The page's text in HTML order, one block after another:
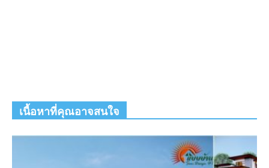
เนื้อหาที่คุณอาจสนใจ